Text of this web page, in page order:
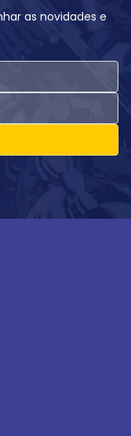
as novidades e